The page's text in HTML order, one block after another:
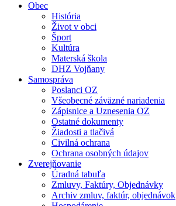
Obec
História
Život v obci
Šport
Kultúra
Materská škola
DHZ Vojňany
Samospráva
Poslanci OZ
Všeobecné záväzné nariadenia
Zápisnice a Uznesenia OZ
Ostatné dokumenty
Žiadosti a tlačivá
Civilná ochrana
Ochrana osobných údajov
Zverejňovanie
Úradná tabuľa
Zmluvy, Faktúry, Objednávky
Archiv zmluv, faktúr, objednávok